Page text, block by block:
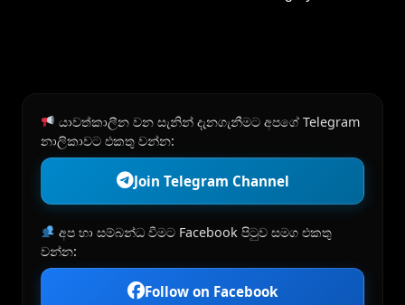
යාවත්කාලීන වන සැනින් දැනගැනීමට අපගේ Telegram
නාලිකාවට එකතු වන්න:
Join Telegram Channel
අප හා සම්බන්ධ වීමට Facebook පිටුව සමග එකතු
වන්න:
Follow on Facebook